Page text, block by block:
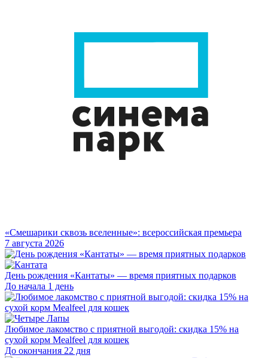
«Смешарики сквозь вселенные»: всероссийская премьера
7 августа 2026
День рождения «Кантаты» — время приятных подарков
До начала 1 день
Любимое лакомство с приятной выгодой: скидка 15% на
сухой корм Mealfeel для кошек
До окончания 22 дня